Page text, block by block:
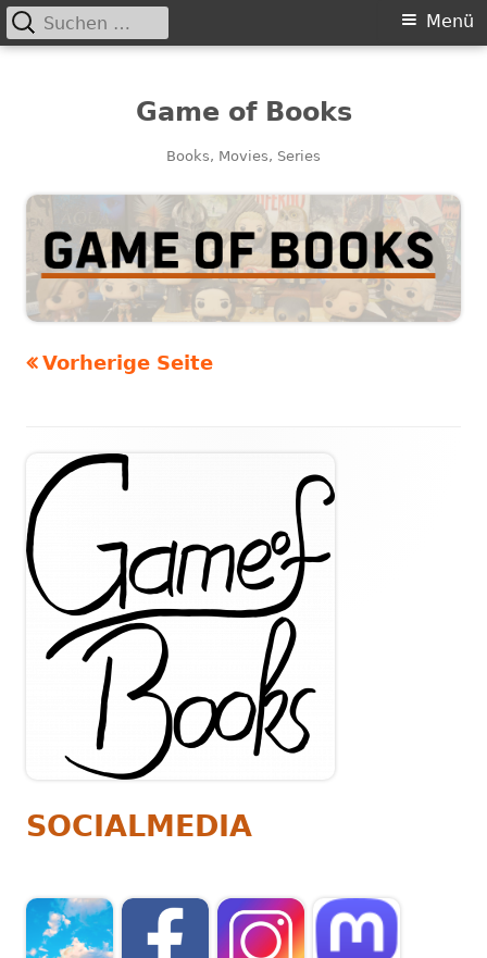
Game of Books
Books, Movies, Series
Primäres
Menü
Suchen
nach:
Seitennummerierung
Beiträge
Vorherige Seite
Haupt-
Seitenleiste
SOCIALMEDIA